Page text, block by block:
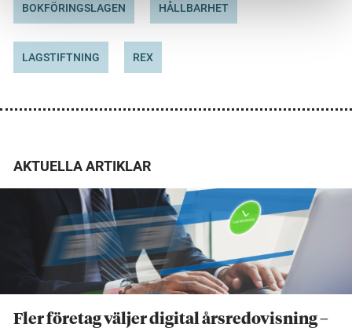
BOKFÖRINGSLAGEN HÅLLBARHET
LAGSTIFTNING REX
AKTUELLA ARTIKLAR
Fler företag väljer digital årsredovisning –